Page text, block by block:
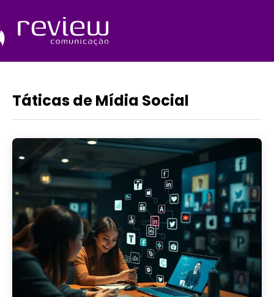
o
conteúdo
Táticas de Mídia Social